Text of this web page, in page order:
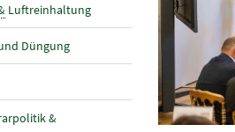
Luftreinhaltung
Düngung
&